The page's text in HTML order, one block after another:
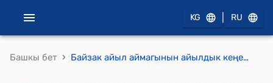
KG RU
Башкы бет › Байзак айыл аймагынын айылдык кеңешинин 2023-жылдын 28-декабрындагы № 7/2 "Байзак айыл аймагындагы Таш-Арык участкасындагы аталган көчөлөрдүн аттарын бекитүү жөнүндө" токтому